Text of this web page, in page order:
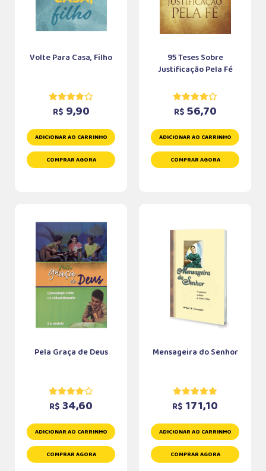
Volte Para Casa, Filho
R$ 9,90
ADICIONAR AO CARRINHO
COMPRAR AGORA
95 Teses Sobre
Justificação Pela Fé
R$ 56,70
ADICIONAR AO CARRINHO
COMPRAR AGORA
Pela Graça de Deus
R$ 34,60
ADICIONAR AO CARRINHO
COMPRAR AGORA
Mensageira do Senhor
R$ 171,10
ADICIONAR AO CARRINHO
COMPRAR AGORA